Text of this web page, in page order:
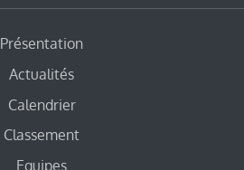
Présentation
Actualités
Calendrier
Classement
Equipes